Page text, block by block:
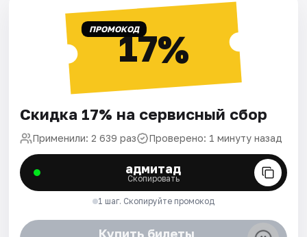
ПРОМОКОД17%
Скидка 17% на сервисный сбор
Применили: 2 639 раз Проверено: 1 минуту назад
адмитад
Скопировать
1 шаг. Скопируйте промокод
Купить билеты